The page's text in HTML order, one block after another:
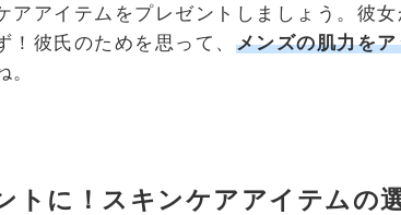
アイテムをプレゼントしましょう。彼女
彼氏のためを思って、 メンズの肌力を
トに！スキンケアアイテムの